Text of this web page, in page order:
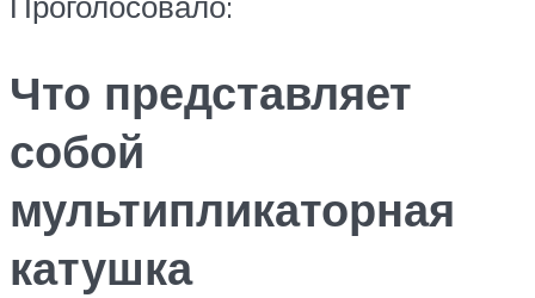
Что представляет
собой
мультипликаторная
катушка